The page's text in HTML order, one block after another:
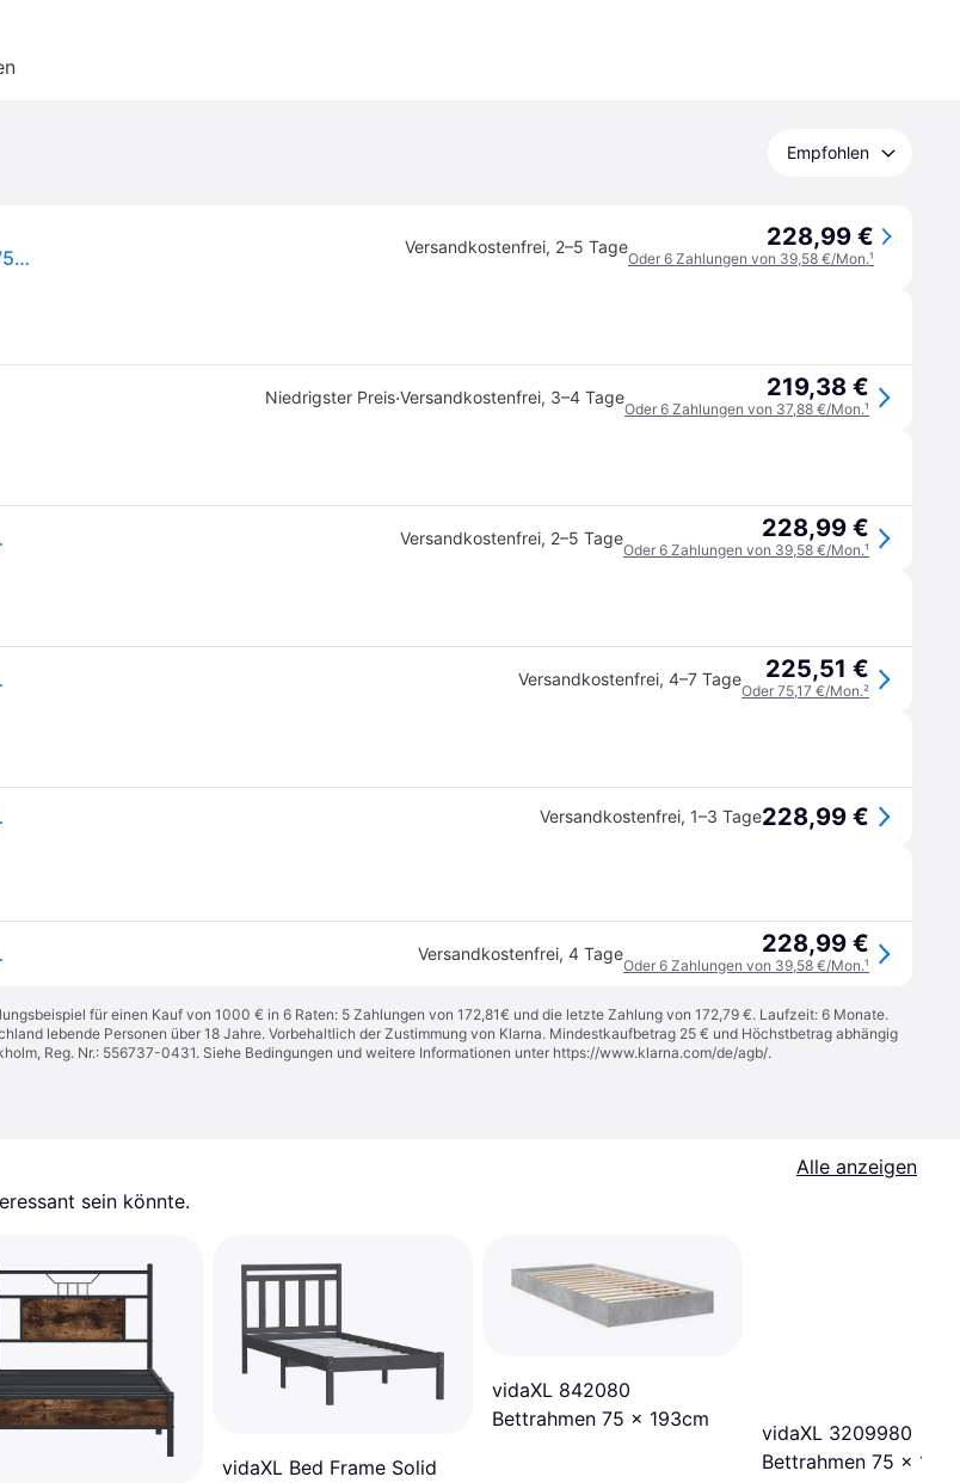
Empfohlen
vidaXL Tagesbett mit Schubladen ohne Matratze Betongrau 75x190 cm Versandkostenfrei, 2–5 Tage 228,99 €
Oder 6 Zahlungen von 39,58 €/Mon.¹
Niedrigster Preis·Versandkostenfrei, 3–4 Tage 219,38 €
Oder 6 Zahlungen von 37,88 €/Mon.¹
cm Versandkostenfrei, 2–5 Tage 228,99 €
Oder 6 Zahlungen von 39,58 €/Mon.¹
cm Versandkostenfrei, 4–7 Tage 225,51 €
Oder 75,17 €/Mon.²
cm Versandkostenfrei, 1–3 Tage228,99 €
3280863 Versandkostenfrei, 4 Tage 228,99 €
Oder 6 Zahlungen von 39,58 €/Mon.¹
für einen Kauf von 1000 € in 6 Raten: 5 Zahlungen von 172,81€ und die letzte Zahlung von 172,79 €. Laufzeit: 6 Monate.
lebende Personen über 18 Jahre. Vorbehaltlich der Zustimmung von Klarna. Mindestkaufbetrag 25 € und Höchstbetrag abhängig
Reg. Nr.: 556737-0431. Siehe Bedingungen und weitere Informationen unter https://www.klarna.com/de/agb/.
Alle anzeigen
sein könnte.
vidaXL Bed Frame Solid
vidaXL 842080
Bettrahmen 75 x 193cm
vidaXL 3209980
Bettrahmen 75 x